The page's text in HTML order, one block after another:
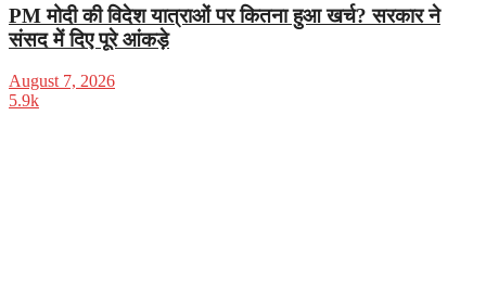
PM मोदी की विदेश यात्राओं पर कितना हुआ खर्च? सरकार ने
संसद में दिए पूरे आंकड़े
August 7, 2026
5.9k